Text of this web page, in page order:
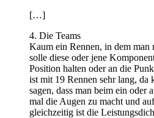
[…]
4. Die Teams
Kaum ein Rennen, in dem man
solle diese oder jene
Position halten oder an die
ist mit 19 Rennen sehr lang, da
sagen, dass man beim ein oder
mal die Augen zu macht und
gleichzeitig ist die